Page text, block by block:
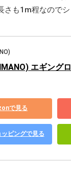
も1m程なので
エギング
で見る
ピングで見る